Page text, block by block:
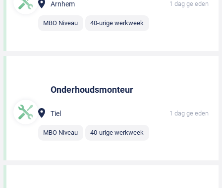
Arnhem 1 dag geleden
MBO Niveau 40-urige werkweek
Onderhoudsmonteur
Tiel 1 dag geleden
MBO Niveau 40-urige werkweek